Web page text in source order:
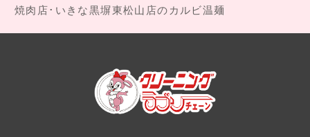
焼肉店･いきな黒塀東松山店のカルビ温麺